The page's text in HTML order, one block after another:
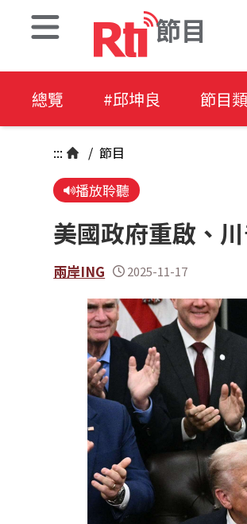
節目
總覽 #邱坤良 節目
::: / 節目
播放聆聽
美國政府重啟、
兩岸ING 2025-11-17